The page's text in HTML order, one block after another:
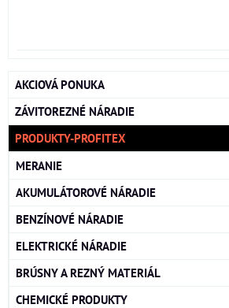
AKCIOVÁ PONUKA
ZÁVITOREZNÉ NÁRADIE
PRODUKTY-PROFITEX
MERANIE
AKUMULÁTOROVÉ NÁRADIE
BENZÍNOVÉ NÁRADIE
ELEKTRICKÉ NÁRADIE
BRÚSNY A REZNÝ MATERIÁL
CHEMICKÉ PRODUKTY